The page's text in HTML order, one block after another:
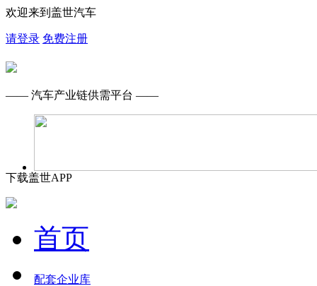
欢迎来到盖世汽车
请登录 免费注册
—— 汽车产业链供需平台 ——
下载盖世APP
首页
配套企业库